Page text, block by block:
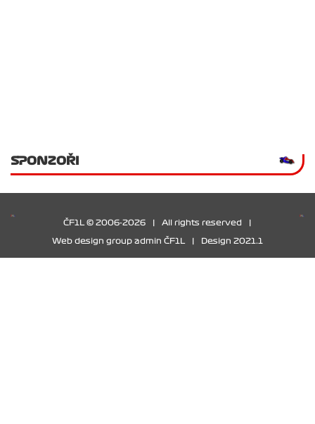
SPONZOŘI
ČF1L © 2006-2026 All rights reserved
Web design group admin ČF1L Design 2021.1